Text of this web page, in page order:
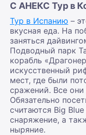
С АНЕКС Тур в
Тур в Испанию –
вкусная еда. На
заняться
Подводный парк
корабль
искусственный
мест, где были
сражений. Все они
Обязательно
считаются Big
снаряжение, а
ныряние.